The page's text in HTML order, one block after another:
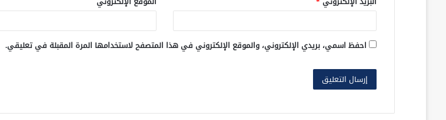
احفظ اسمي، بريدي الإلكتروني، والموقع الإلكتروني في هذا المتصفح لاستخدامها المرة المقبلة في تعليقي.